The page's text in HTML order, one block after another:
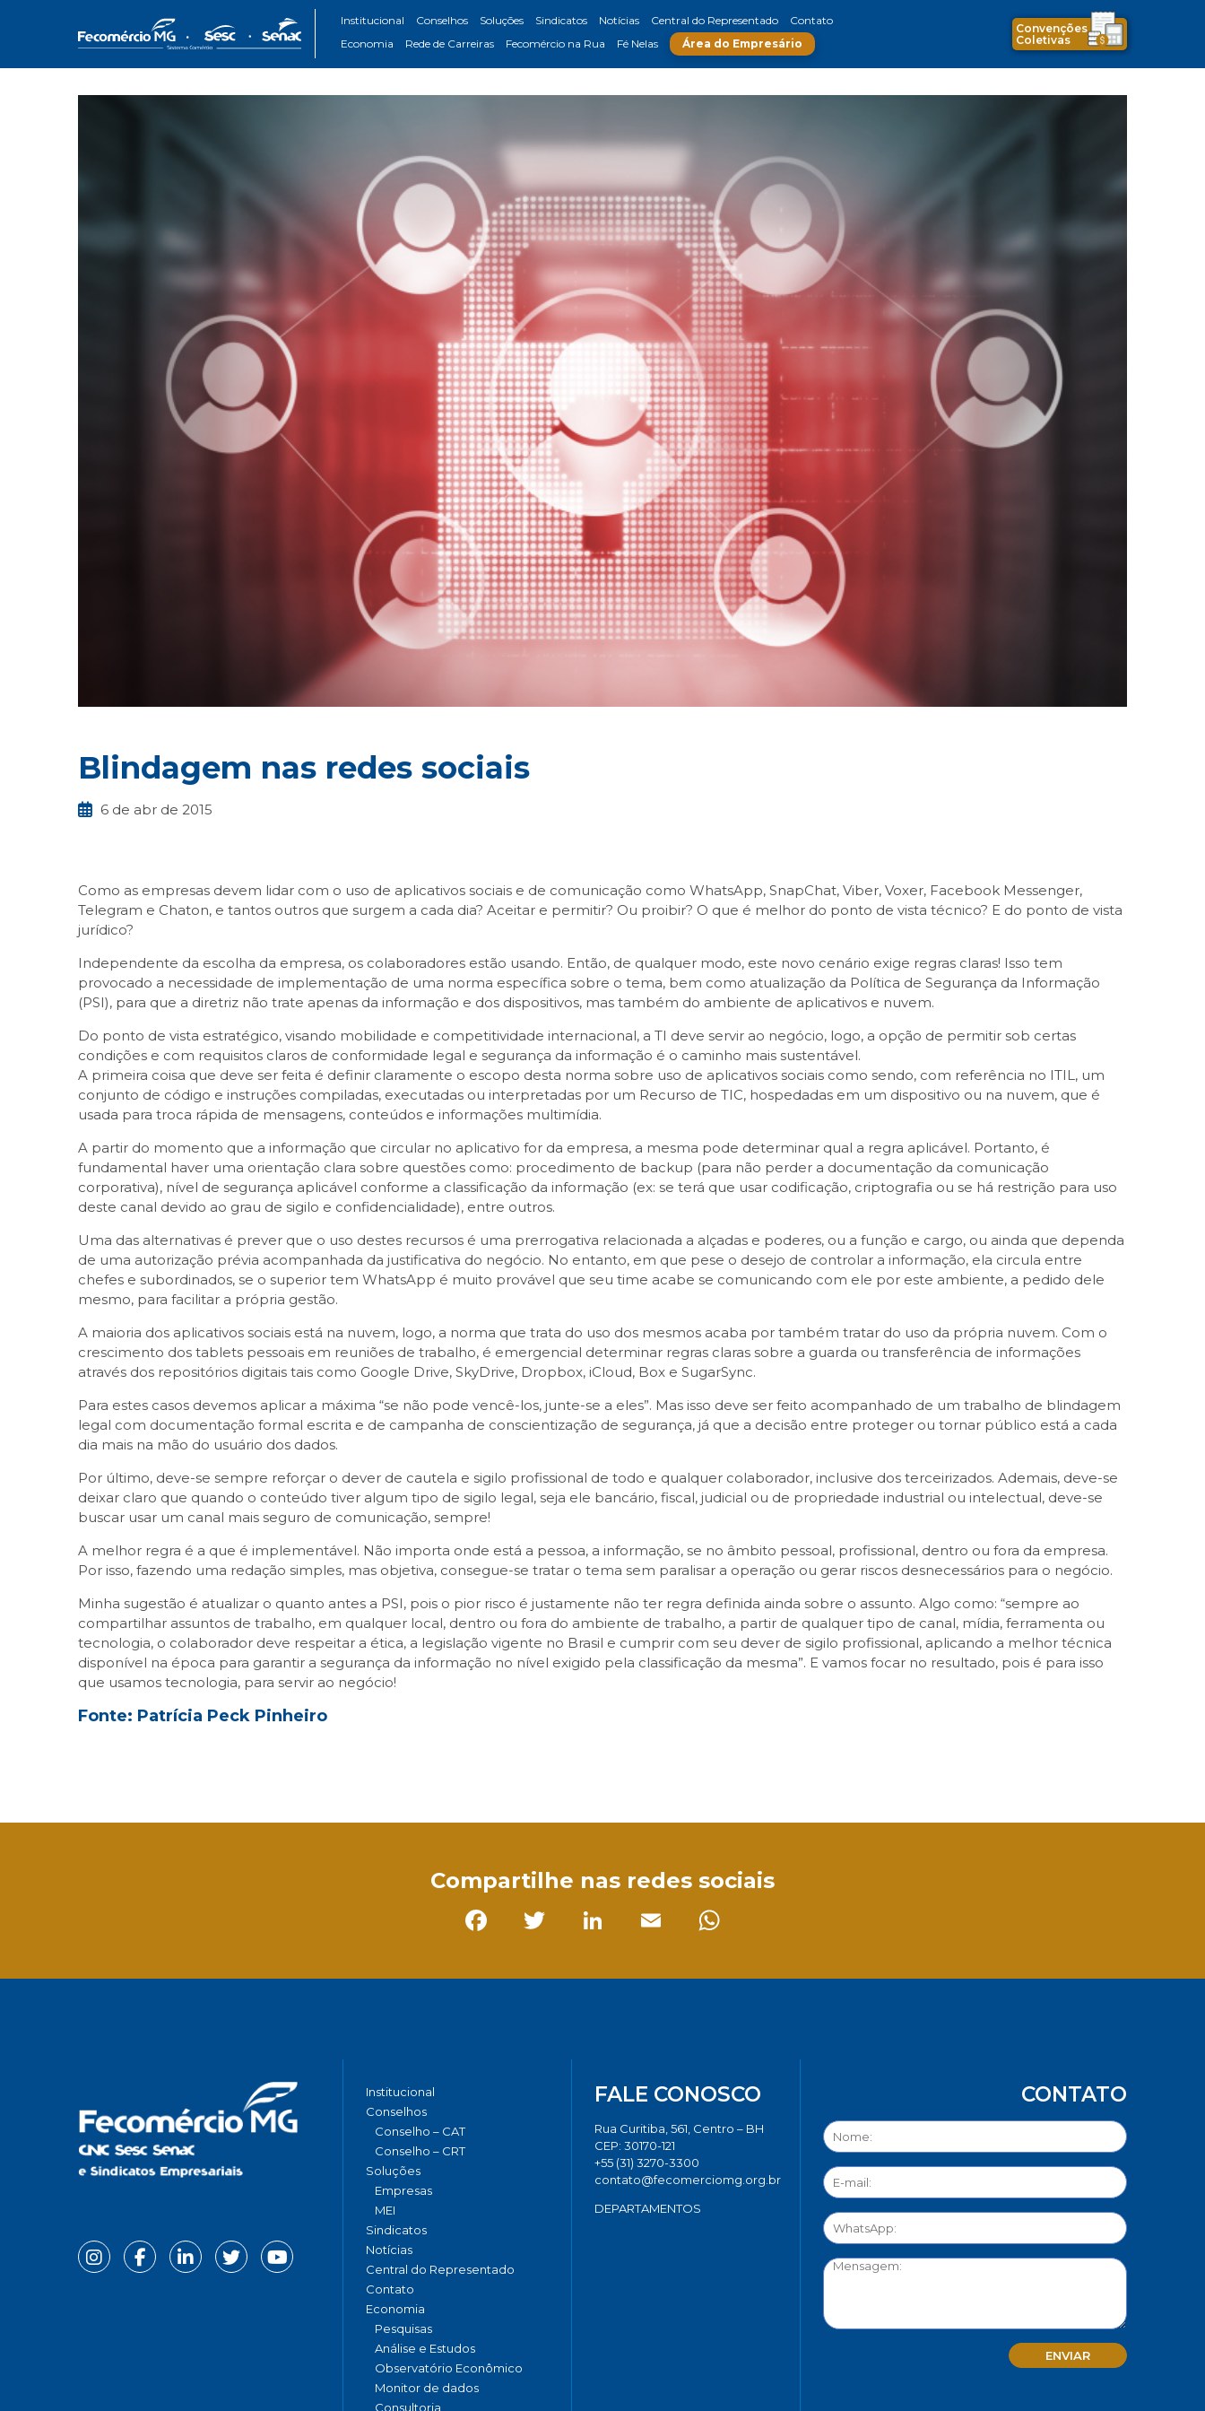
Institucional Conselhos Soluções Sindicatos Notícias Central do Representado
Contato
Economia
Rede de Carreiras Fecomércio na Rua Fé Nelas Área do Empresário
Convenções
Coletivas
Blindagem nas redes sociais
6 de abr de 2015
Como as empresas devem lidar com o uso de aplicativos sociais e de comunicação como WhatsApp, SnapChat, Viber, Voxer, Facebook Messenger,
Telegram e Chaton, e tantos outros que surgem a cada dia? Aceitar e permitir? Ou proibir? O que é melhor do ponto de vista técnico? E do ponto de vista
jurídico?
Independente da escolha da empresa, os colaboradores estão usando. Então, de qualquer modo, este novo cenário exige regras claras! Isso tem
provocado a necessidade de implementação de uma norma específica sobre o tema, bem como atualização da Política de Segurança da Informação
(PSI), para que a diretriz não trate apenas da informação e dos dispositivos, mas também do ambiente de aplicativos e nuvem.
Do ponto de vista estratégico, visando mobilidade e competitividade internacional, a TI deve servir ao negócio, logo, a opção de permitir sob certas
condições e com requisitos claros de conformidade legal e segurança da informação é o caminho mais sustentável.
A primeira coisa que deve ser feita é definir claramente o escopo desta norma sobre uso de aplicativos sociais como sendo, com referência no ITIL, um
conjunto de código e instruções compiladas, executadas ou interpretadas por um Recurso de TIC, hospedadas em um dispositivo ou na nuvem, que é
usada para troca rápida de mensagens, conteúdos e informações multimídia.
A partir do momento que a informação que circular no aplicativo for da empresa, a mesma pode determinar qual a regra aplicável. Portanto, é
fundamental haver uma orientação clara sobre questões como: procedimento de backup (para não perder a documentação da comunicação
corporativa), nível de segurança aplicável conforme a classificação da informação (ex: se terá que usar codificação, criptografia ou se há restrição para uso
deste canal devido ao grau de sigilo e confidencialidade), entre outros.
Uma das alternativas é prever que o uso destes recursos é uma prerrogativa relacionada a alçadas e poderes, ou a função e cargo, ou ainda que dependa
de uma autorização prévia acompanhada da justificativa do negócio. No entanto, em que pese o desejo de controlar a informação, ela circula entre
chefes e subordinados, se o superior tem WhatsApp é muito provável que seu time acabe se comunicando com ele por este ambiente, a pedido dele
mesmo, para facilitar a própria gestão.
A maioria dos aplicativos sociais está na nuvem, logo, a norma que trata do uso dos mesmos acaba por também tratar do uso da própria nuvem. Com o
crescimento dos tablets pessoais em reuniões de trabalho, é emergencial determinar regras claras sobre a guarda ou transferência de informações
através dos repositórios digitais tais como Google Drive, SkyDrive, Dropbox, iCloud, Box e SugarSync.
Para estes casos devemos aplicar a máxima “se não pode vencê-los, junte-se a eles”. Mas isso deve ser feito acompanhado de um trabalho de blindagem
legal com documentação formal escrita e de campanha de conscientização de segurança, já que a decisão entre proteger ou tornar público está a cada
dia mais na mão do usuário dos dados.
Por último, deve-se sempre reforçar o dever de cautela e sigilo profissional de todo e qualquer colaborador, inclusive dos terceirizados. Ademais, deve-se
deixar claro que quando o conteúdo tiver algum tipo de sigilo legal, seja ele bancário, fiscal, judicial ou de propriedade industrial ou intelectual, deve-se
buscar usar um canal mais seguro de comunicação, sempre!
A melhor regra é a que é implementável. Não importa onde está a pessoa, a informação, se no âmbito pessoal, profissional, dentro ou fora da empresa.
Por isso, fazendo uma redação simples, mas objetiva, consegue-se tratar o tema sem paralisar a operação ou gerar riscos desnecessários para o negócio.
Minha sugestão é atualizar o quanto antes a PSI, pois o pior risco é justamente não ter regra definida ainda sobre o assunto. Algo como: “sempre ao
compartilhar assuntos de trabalho, em qualquer local, dentro ou fora do ambiente de trabalho, a partir de qualquer tipo de canal, mídia, ferramenta ou
tecnologia, o colaborador deve respeitar a ética, a legislação vigente no Brasil e cumprir com seu dever de sigilo profissional, aplicando a melhor técnica
disponível na época para garantir a segurança da informação no nível exigido pela classificação da mesma”. E vamos focar no resultado, pois é para isso
que usamos tecnologia, para servir ao negócio!
Fonte: Patrícia Peck Pinheiro
Compartilhe nas redes sociais
Institucional
Conselhos
Conselho – CAT
Conselho – CRT
Soluções
Empresas
MEI
Sindicatos
Notícias
Central do Representado
Contato
Economia
Pesquisas
Análise e Estudos
Observatório Econômico
Monitor de dados
Consultoria
FALE CONOSCO
Rua Curitiba, 561, Centro – BH
CEP: 30170-121
+55 (31) 3270-3300
contato@fecomerciomg.org.br
DEPARTAMENTOS
CONTATO